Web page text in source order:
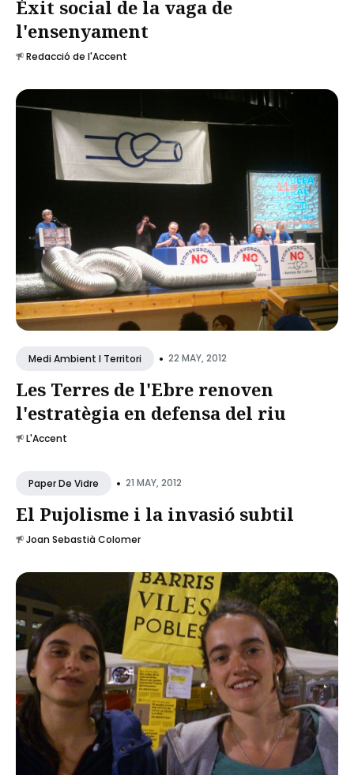
Èxit social de la vaga de
l'ensenyament
Redacció de l'Accent
Medi Ambient I Territori • 22 MAY, 2012
Les Terres de l'Ebre renoven
l'estratègia en defensa del riu
L'Accent
Paper De Vidre • 21 MAY, 2012
El Pujolisme i la invasió subtil
Joan Sebastià Colomer